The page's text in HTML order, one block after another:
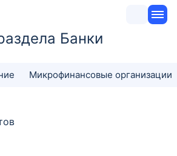
Банки
Микрофинансовые организации